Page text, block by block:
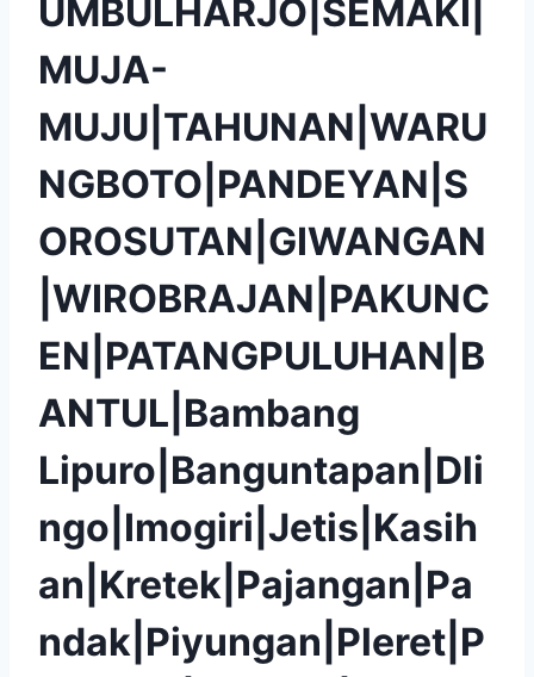
UMBULHARJO|SEMAKI|
MUJA-
MUJU|TAHUNAN|WARU
NGBOTO|PANDEYAN|S
OROSUTAN|GIWANGAN
|WIROBRAJAN|PAKUNC
EN|PATANGPULUHAN|B
ANTUL|Bambang
Lipuro|Banguntapan|Dli
ngo|Imogiri|Jetis|Kasih
an|Kretek|Pajangan|Pa
ndak|Piyungan|Pleret|P